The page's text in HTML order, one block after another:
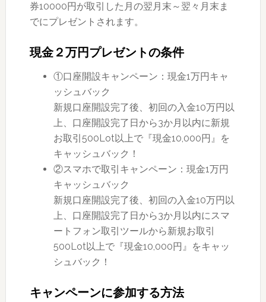
券10000円が取引した月の翌月末～翌々月末ま
でにプレゼントされます。
現金２万円プレゼントの条件
①口座開設キャンペーン：現金1万円キャ
ッシュバック
新規口座開設完了後、初回の入金10万円以
上、口座開設完了日から3か月以内に新規
お取引500Lot以上で『現金10,000円』を
キャッシュバック！
②スマホで取引キャンペーン：現金1万円
キャッシュバック
新規口座開設完了後、初回の入金10万円以
上、口座開設完了日から3か月以内にスマ
ートフォン取引ツールから新規お取引
500Lot以上で『現金10,000円』をキャッ
シュバック！
キャンペーンに参加する方法